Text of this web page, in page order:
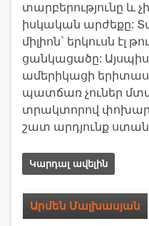
տարբերությունը և
իսկական արժեքը:
միլիոն` երկուսն էլ
ցանկացածը:
ամերիկացի
պատճառ չուներ
տրակտորով
շատ արդյունք
Կարդալ ավելին
Արմեն Մալխասյան